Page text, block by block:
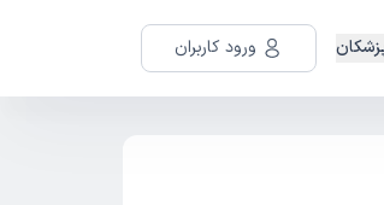
ورود کاربران